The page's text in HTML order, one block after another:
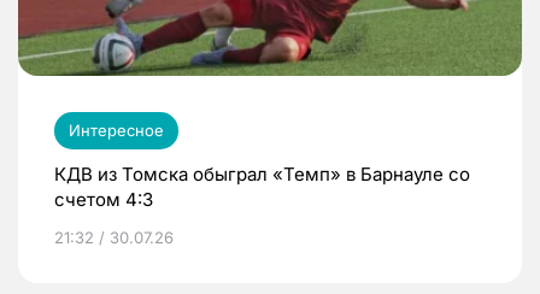
Интересное
КДВ из Томска обыграл «Темп» в Барнауле со
счетом 4:3
21:32 / 30.07.26